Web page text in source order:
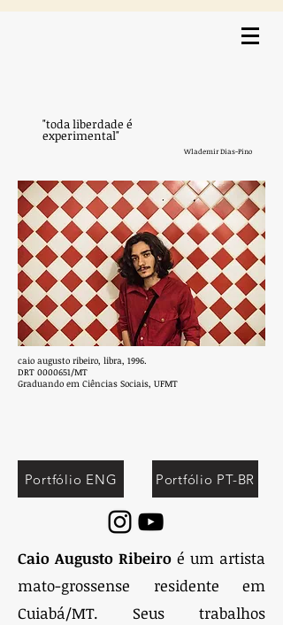
"toda liberdade é
experimental"
Wlademir Dias-Pino
caio augusto ribeiro, libra, 1996.
DRT 0000651/MT
Graduando em Ciências Sociais, UFMT
Portfólio ENG Portfólio PT-BR
Caio Augusto Ribeiro é um artista
mato-grossense residente em
Cuiabá/MT. Seus trabalhos